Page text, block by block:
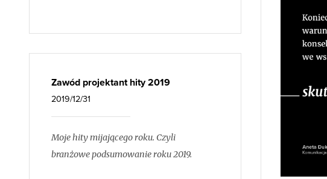
Zawód projektant hity 2019
2019/12/31
Moje hity mijającego roku. Czyli
branżowe podsumowanie roku 2019.